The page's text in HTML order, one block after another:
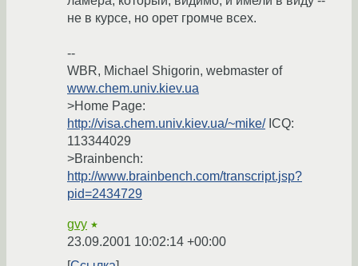
не в курсе, но орет громче всех.
--
WBR, Michael Shigorin, webmaster of
www.chem.univ.kiev.ua
>Home Page:
http://visa.chem.univ.kiev.ua/~mike/ICQ:
113344029
>Brainbench:
http://www.brainbench.com/transcript.jsp?
pid=2434729
gvy ★
23.09.2001 10:02:14 +00:00